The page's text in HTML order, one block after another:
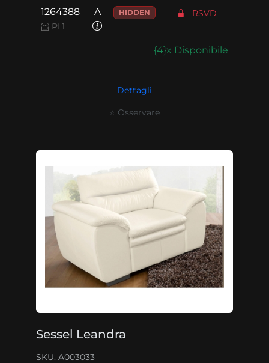
1264388
PL1
A HIDDEN RSVD
{4}x Disponibile
Dettagli
⭐ Osservare
Sessel Leandra
SKU: A003033